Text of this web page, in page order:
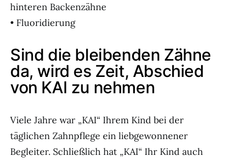
hinteren Backenzähne
• Fluoridierung
Sind die bleibenden Zähne
da, wird es Zeit, Abschied
von KAI zu nehmen
Viele Jahre war „KAI“ Ihrem Kind bei der
täglichen Zahnpflege ein liebgewonnener
Begleiter. Schließlich hat „KAI“ Ihr Kind auch